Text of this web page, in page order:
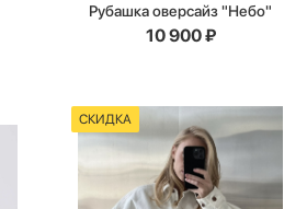
Рубашка оверсайз "Небо"
10 900₽
СКИДКА